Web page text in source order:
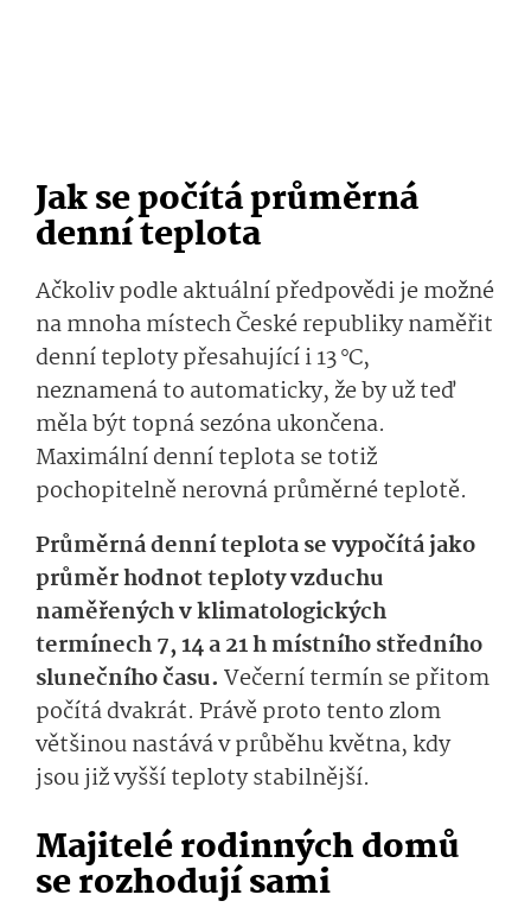
Jak se počítá průměrná
denní teplota
Ačkoliv podle aktuální předpovědi je možné
na mnoha místech České republiky naměřit
denní teploty přesahující i 13 °C,
neznamená to automaticky, že by už teď
měla být topná sezóna ukončena.
Maximální denní teplota se totiž
pochopitelně nerovná průměrné teplotě.
Průměrná denní teplota se vypočítá jako
průměr hodnot teploty vzduchu
naměřených v klimatologických
termínech 7, 14 a 21 h místního středního
slunečního času. Večerní termín se přitom
počítá dvakrát. Právě proto tento zlom
většinou nastává v průběhu května, kdy
jsou již vyšší teploty stabilnější.
Majitelé rodinných domů
se rozhodují sami